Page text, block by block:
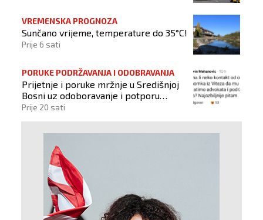
VREMENSKA PROGNOZA
Sunčano vrijeme, temperature do 35°C!
Prije 6 sati
PORUKE PODRŽAVANJA I ODOBRAVANJA
Prijetnje i poruke mržnje u Središnjoj
Bosni uz odoboravanje i potporu
počinitelju
Prije 20 sati